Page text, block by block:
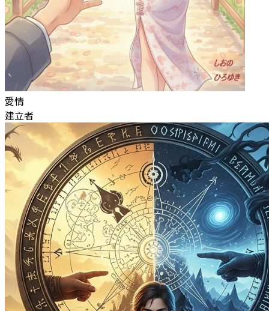
愛情
建立者